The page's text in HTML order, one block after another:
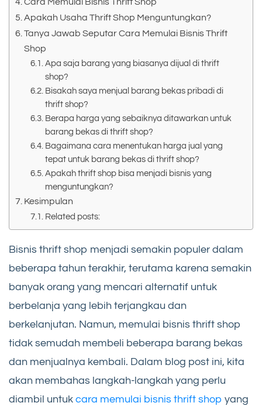
Apakah Usaha Thrift Shop Menguntungkan?
Tanya Jawab Seputar Cara Memulai Bisnis Thrift
Shop
Apa saja barang yang biasanya dijual di thrift
shop?
Bisakah saya menjual barang bekas pribadi di
thrift shop?
Berapa harga yang sebaiknya ditawarkan untuk
barang bekas di thrift shop?
Bagaimana cara menentukan harga jual yang
tepat untuk barang bekas di thrift shop?
Apakah thrift shop bisa menjadi bisnis yang
menguntungkan?
Kesimpulan
Related posts:
Bisnis thrift shop menjadi semakin populer dalam
beberapa tahun terakhir, terutama karena semakin
banyak orang yang mencari alternatif untuk
berbelanja yang lebih terjangkau dan
berkelanjutan. Namun, memulai bisnis thrift shop
tidak semudah membeli beberapa barang bekas
dan menjualnya kembali. Dalam blog post ini, kita
akan membahas langkah-langkah yang perlu
diambil untuk cara memulai bisnis thrift shop yang